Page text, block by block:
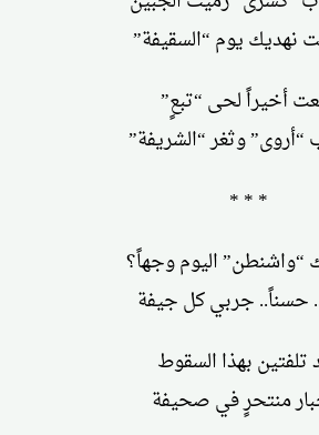
نهديك يوم “السقيفة”
أخيراً لحى “تبعٍ”
“أروى” وثغر “الشريفة”
* * *
“واشنطن” اليوم وجهاً؟
جربي كل جيفة
تلفتين بهذا السقوط
منتحرٍ في صحيفة